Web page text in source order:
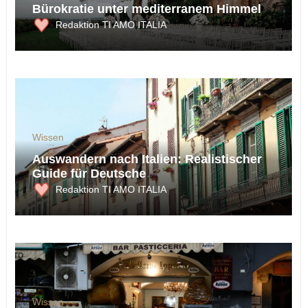
Bürokratie unter mediterranem Himmel
Redaktion TI AMO ITALIA
Wissen
Auswandern nach Italien: Realistischer
Guide für Deutsche
Redaktion TI AMO ITALIA
Wissen